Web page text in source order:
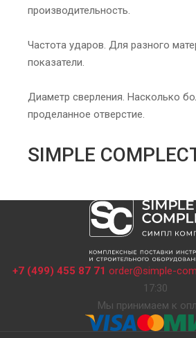
производительность.
Частота ударов. Для разного
показатели.
Диаметр сверления. Насколько
проделанное отверстие.
SIMPLE
+7 (499) 455 87 71 order@simple-
17:30
Мы принимаем к